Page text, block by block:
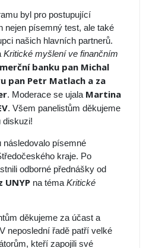
byl pro postupující
nejen písemný test, ale také
našich hlavních partnerů.
Kritické myšlení ve finančním
banku pan Michal
pan Petr Matlach a za
. Moderace se ujala Martina
. Všem panelistům děkujeme
diskuzi!
následovalo písemné
kraje. Po
odborné přednášky od
UNYP na téma Kritické
děkujeme za účast a
neposlední řadě patří velké
kteří zapojili své